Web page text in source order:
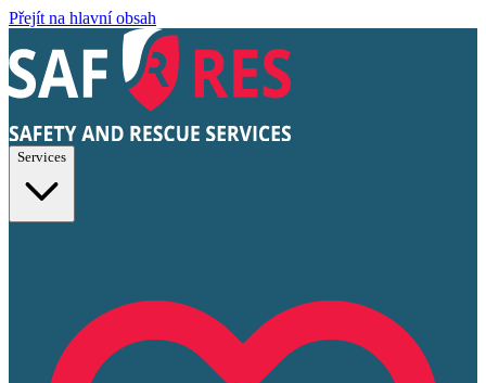
Přejít na hlavní obsah
Services